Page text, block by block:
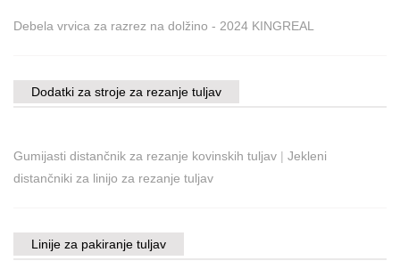
Debela vrvica za razrez na dolžino - 2024 KINGREAL
Dodatki za stroje za rezanje tuljav
Gumijasti distančnik za rezanje kovinskih tuljav | Jekleni
distančniki za linijo za rezanje tuljav
Linije za pakiranje tuljav